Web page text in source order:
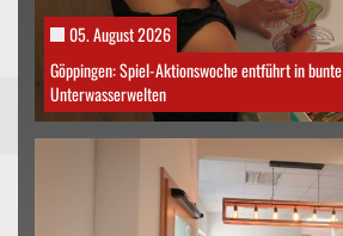
05. August 2026
Göppingen: Spiel-Aktionswoche entführt in bunte
Unterwasserwelten